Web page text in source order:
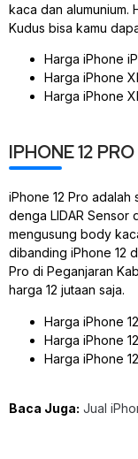
kaca dan alumunium.
Kudus bisa kamu
Harga iPhone
Harga iPhone
Harga iPhone
IPHONE 12 PRO
iPhone 12 Pro adalah
denga LIDAR Sensor
mengusung body
dibanding iPhone 12
Pro di Peganjaran
harga 12 jutaan saja.
Harga iPhone
Harga iPhone
Harga iPhone
Baca Juga: Jual